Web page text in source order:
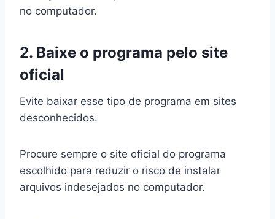
no computador.
2. Baixe o programa pelo site
oficial
Evite baixar esse tipo de programa em sites
desconhecidos.
Procure sempre o site oficial do programa
escolhido para reduzir o risco de instalar
arquivos indesejados no computador.